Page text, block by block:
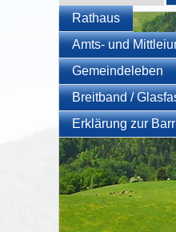
Rathaus
Amts- und
Gemeindeleben
Breitband /
Erklärung zur